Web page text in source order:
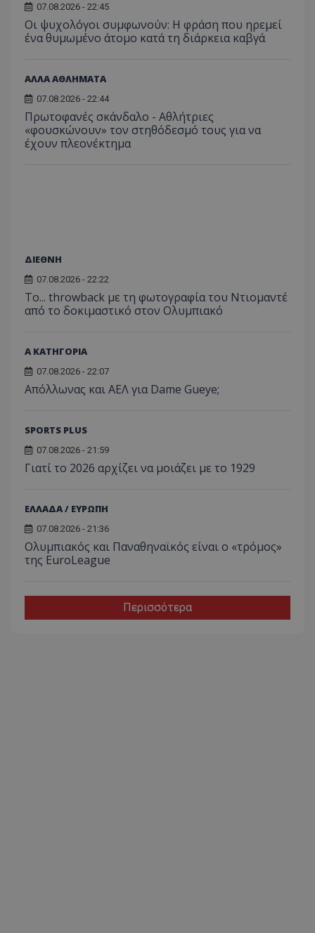
07.08.2026 - 22:45
Οι ψυχολόγοι συμφωνούν: Η φράση που ηρεμεί
ένα θυμωμένο άτομο κατά τη διάρκεια καβγά
ΑΛΛΑ ΑΘΛΗΜΑΤΑ
07.08.2026 - 22:44
Πρωτοφανές σκάνδαλο - Aθλήτριες
«φουσκώνουν» τον στηθόδεσμό τους για να
έχουν πλεονέκτημα
ΔΙΕΘΝΗ
07.08.2026 - 22:22
Το... throwback με τη φωτογραφία του Ντιομαντέ
από το δοκιμαστικό στον Ολυμπιακό
Α ΚΑΤΗΓΟΡΙΑ
07.08.2026 - 22:07
Απόλλωνας και ΑΕΛ για Dame Gueye;
SPORTS PLUS
07.08.2026 - 21:59
Γιατί το 2026 αρχίζει να μοιάζει με το 1929
ΕΛΛΑΔΑ / ΕΥΡΩΠΗ
07.08.2026 - 21:36
Ολυμπιακός και Παναθηναϊκός είναι ο «τρόμος»
της EuroLeague
Περισσότερα